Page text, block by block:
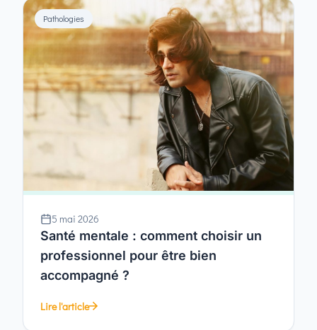
Pathologies
5 mai 2026
Santé mentale : comment choisir un
professionnel pour être bien
accompagné ?
Lire l'article